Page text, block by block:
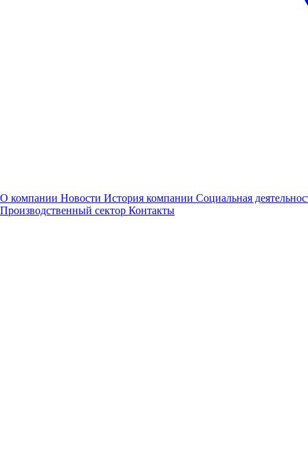
О компании Новости История компании Социальная
Производственный сектор Контакты